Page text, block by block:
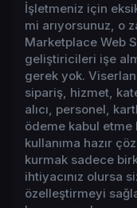
İşletmeniz için
mi arıyorsunuz, o
Marketplace Web
geliştiricileri işe
gerek yok.
sipariş, hizmet,
alıcı, personel,
ödeme kabul etme
kullanıma hazır
kurmak sadece
ihtiyacınız olursa
özelleştirmeyi